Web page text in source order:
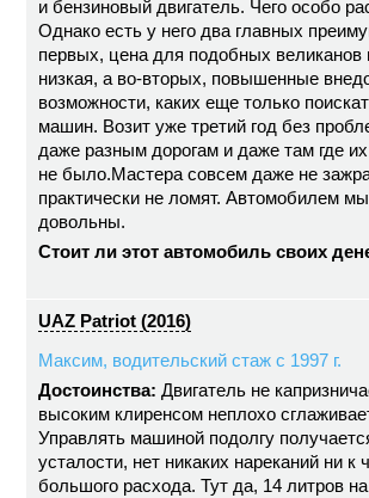
и бензиновый двигатель. Чего особо
Однако есть у него два главных
первых, цена для подобных великанов
низкая, а во-вторых, повышенные
возможности, каких еще только
машин. Возит уже третий год без
даже разным дорогам и даже там где их
не было.Мастера совсем даже не
практически не ломят. Автомобилем
довольны.
Стоит ли этот автомобиль своих
UAZ Patriot (2016)
Максим, водительский стаж с 1997 г.
Достоинства: Двигатель не
высоким клиренсом неплохо
Управлять машиной подолгу
усталости, нет никаких нареканий ни к
большого расхода. Тут да, 14 литров